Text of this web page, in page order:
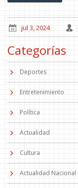
jul 3, 2024
Categorías
Deportes
Entretenimiento
Política
Actualidad
Cultura
Actualidad Nacional